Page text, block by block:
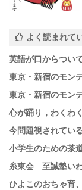
よく読まれて
英語が口からつい
東京・新宿のモン
東京・新宿のモン
心が踊り，わくわ
今問題視されてい
小学生のための茶
糸東会 至誠塾い
ひよこのおちゃ育